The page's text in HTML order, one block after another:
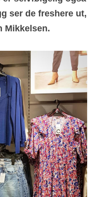
ser de freshere ut,
Mikkelsen.